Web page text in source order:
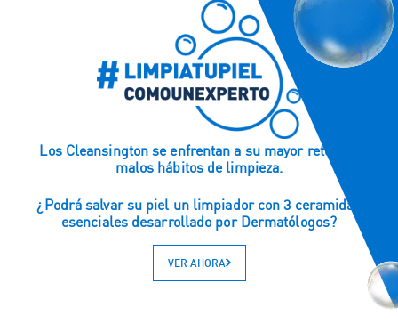
Cleanse like a derm
Los Cleansington se enfrentan a su mayor reto: los
malos hábitos de limpieza.
¿Podrá salvar su piel un limpiador con 3 ceramidas
esenciales desarrollado por Dermatólogos?
VER AHORA